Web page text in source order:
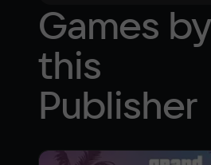
Games by
this
Publisher